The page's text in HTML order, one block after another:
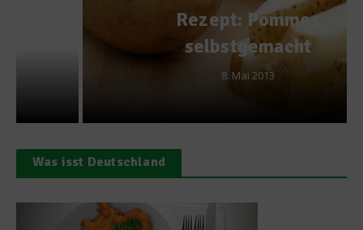
Rezept: Pommes
selbstgemacht
Was isst Deutschland